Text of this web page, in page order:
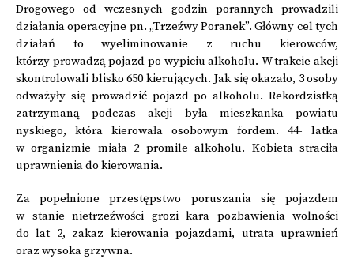
Drogowego od wczesnych godzin porannych prowadzili
działania operacyjne pn. „Trzeźwy Poranek”. Główny cel tych
działań to wyeliminowanie z ruchu kierowców,
którzy prowadzą pojazd po wypiciu alkoholu. W trakcie akcji
skontrolowali blisko 650 kierujących. Jak się okazało, 3 osoby
odważyły się prowadzić pojazd po alkoholu. Rekordzistką
zatrzymaną podczas akcji była mieszkanka powiatu
nyskiego, która kierowała osobowym fordem. 44- latka
w organizmie miała 2 promile alkoholu. Kobieta straciła
uprawnienia do kierowania.
Za popełnione przestępstwo poruszania się pojazdem
w stanie nietrzeźwości grozi kara pozbawienia wolności
do lat 2, zakaz kierowania pojazdami, utrata uprawnień
oraz wysoka grzywna.